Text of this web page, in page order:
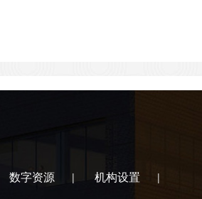
数字资源 | 机构设置 |